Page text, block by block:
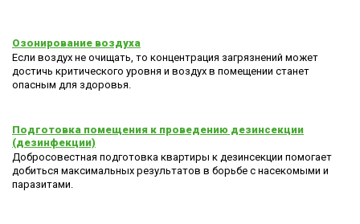
Озонирование воздуха
Если воздух не очищать, то концентрация загрязнений может
достичь критического уровня и воздух в помещении станет
опасным для здоровья.
Подготовка помещения к проведению дезинсекции
(дезинфекции)
Добросовестная подготовка квартиры к дезинсекции помогает
добиться максимальных результатов в борьбе с насекомыми и
паразитами.